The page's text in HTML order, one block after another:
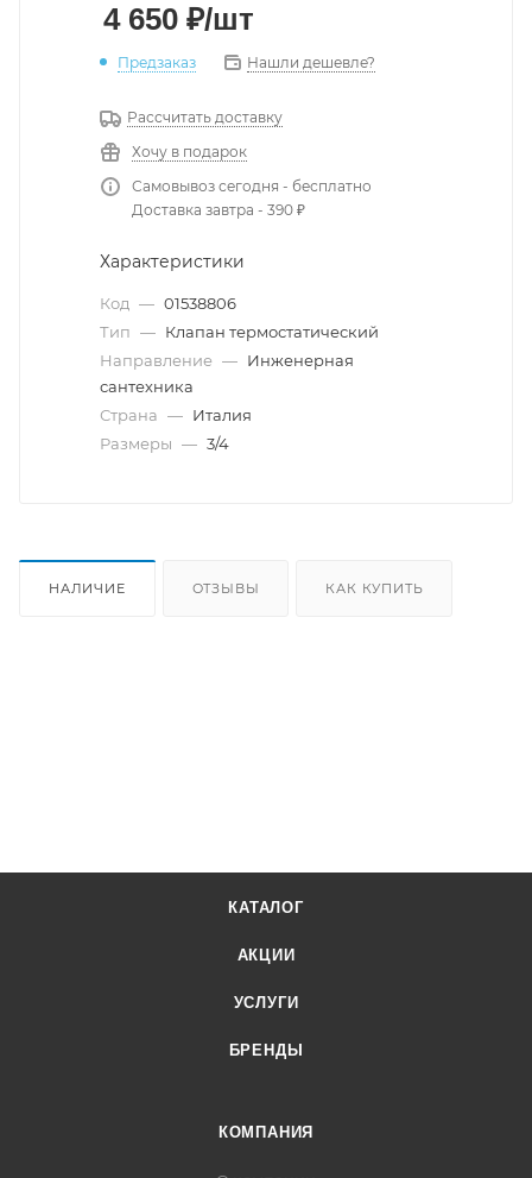
4 650 ₽/шт
Предзаказ Нашли дешевле?
Рассчитать доставку
Хочу в подарок
Самовывоз сегодня - бесплатно
Доставка завтра - 390 ₽
Характеристики
Код — 01538806
Тип — Клапан термостатический
Направление — Инженерная
сантехника
Страна — Италия
Размеры — 3/4
НАЛИЧИЕ ОТЗЫВЫ КАК КУПИТЬ
КАТАЛОГ
АКЦИИ
УСЛУГИ
БРЕНДЫ
КОМПАНИЯ